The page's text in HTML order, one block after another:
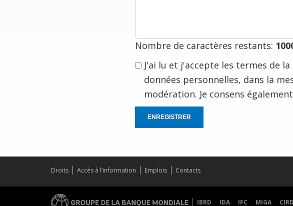
Nombre de caractères restants:
J'ai lu et j'accepte les termes de la
données personnelles, dans la
modération. Je consens
ENREGISTRER
Droits Accès à l’information Emplois Contacts
IBRD IDA IFC MIGA